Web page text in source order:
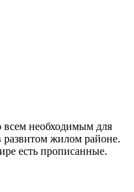
всем необходимым для
жилом районе.
есть прописанные.